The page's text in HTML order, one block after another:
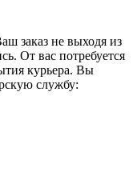
заказ не выходя из
От вас потребуется
курьера. Вы
службу: